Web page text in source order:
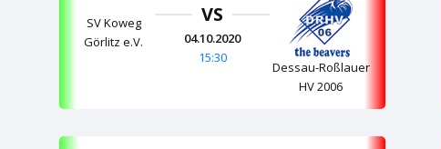
SV Koweg
Görlitz e.V.
VS
04.10.2020
15:30
Dessau-Roßlauer
HV 2006